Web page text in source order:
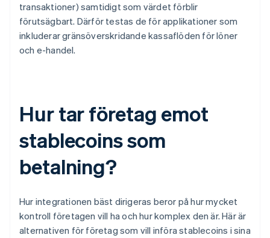
transaktioner) samtidigt som värdet förblir
förutsägbart. Därför testas de för applikationer som
inkluderar gränsöverskridande kassaflöden för löner
och e-handel.
Hur tar företag emot
stablecoins som
betalning?
Hur integrationen bäst dirigeras beror på hur mycket
kontroll företagen vill ha och hur komplex den är. Här är
alternativen för företag som vill införa stablecoins i sina